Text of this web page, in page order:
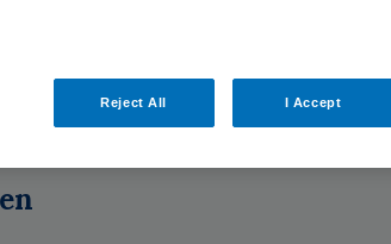
veel meer dan het
woensdag heeft
Reject All I Accept